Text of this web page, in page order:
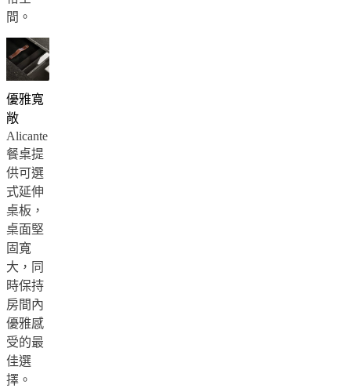
店
房
間
客
廳
用
餐
室
臥
室
戶
外
空
間
小
空
間
居
家
書
間。
優雅寬
敞
Alicante
餐桌提
供可選
式延伸
桌板，
桌面堅
固寬
大，同
時保持
房間內
優雅感
受的最
佳選
擇。